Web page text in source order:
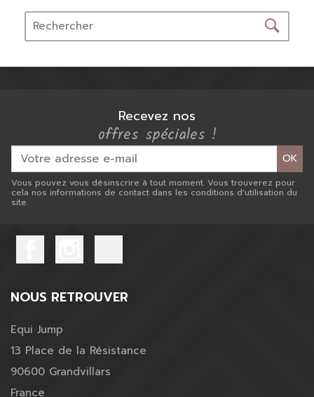
Recevez nos
offres spéciales !
OK
Vous pouvez vous désinscrire à tout moment. Vous trouverez pour
cela nos informations de contact dans les conditions d'utilisation du
site.
NOUS RETROUVER
Equi Jump
13 Place de la Résistance
90600 Grandvillars
France